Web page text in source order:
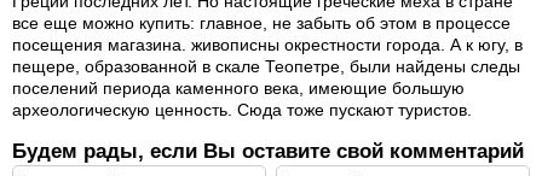
все еще можно купить: главное, не забыть об этом в процессе
посещения магазина. живописны окрестности города. А к югу, в
пещере, образованной в скале Теопетре, были найдены следы
поселений периода каменного века, имеющие большую
археологическую ценность. Сюда тоже пускают туристов.
Будем рады, если Вы оставите свой комментарий